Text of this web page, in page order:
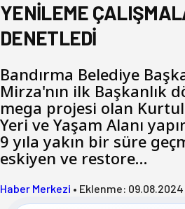
YENİLEME
DENETLEDİ
Bandırma Belediye
Mirza'nın ilk Başkanlık
mega projesi olan
Yeri ve Yaşam Alanı
9 yıla yakın bir süre
eskiyen ve restore…
Haber Merkezi • Eklenme: